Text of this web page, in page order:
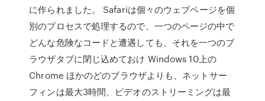
に作られました。 Safariは個々のウェブページを個
別のプロセスで処理するので、一つのページの中で
どんな危険なコードと遭遇しても、それを一つのブ
ラウザタブに閉じ込めておけ Windows 10上の
Chrome ほかのどのブラウザよりも、ネットサー
フィンは最大3時間、ビデオのストリーミングは最